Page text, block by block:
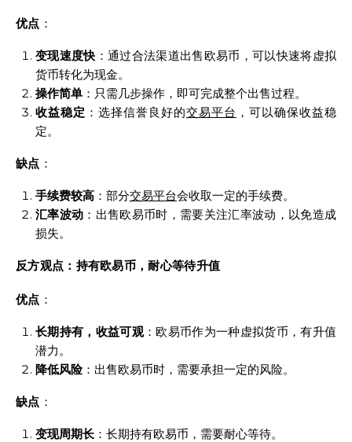
优点 ：
变现速度快 ：通过合法渠道出售欧易币，可以快速将虚拟
货币转化为现金。
操作简单 ：只需几步操作，即可完成整个出售过程。
收益稳定 ：选择信誉良好的交易平台 ，可以确保收益稳
定。
缺点 ：
手续费较高 ：部分交易平台会收取一定的手续费。
汇率波动 ：出售欧易币时，需要关注汇率波动，以免造成
损失。
反方观点：持有欧易币，耐心等待升值
优点 ：
长期持有，收益可观：欧易币作为一种虚拟货币，有升值
潜力。
降低风险：出售欧易币时，需要承担一定的风险。
缺点 ：
变现周期长 ：长期持有欧易币，需要耐心等待。